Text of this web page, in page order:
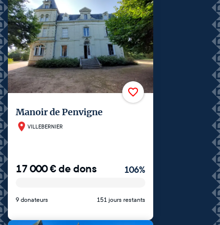
Manoir de Penvigne
VILLEBERNIER
17 000€de dons 106%
9 donateurs 151 jours restants